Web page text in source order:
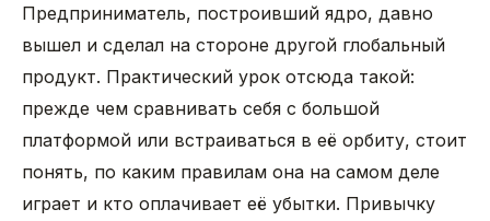
Предприниматель, построивший ядро, давно
вышел и сделал на стороне другой глобальный
продукт. Практический урок отсюда такой:
прежде чем сравнивать себя с большой
платформой или встраиваться в её орбиту, стоит
понять, по каким правилам она на самом деле
играет и кто оплачивает её убытки. Привычку